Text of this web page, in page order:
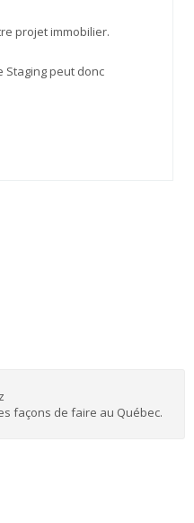
projet immobilier.
Staging peut donc
façons de faire au Québec.